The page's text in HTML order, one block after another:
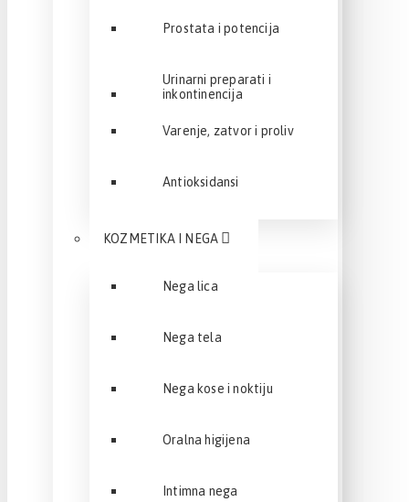
Prostata i potencija
Urinarni preparati i
inkontinencija
Varenje, zatvor i proliv
Antioksidansi
KOZMETIKA I NEGA
Nega lica
Nega tela
Nega kose i noktiju
Oralna higijena
Intimna nega